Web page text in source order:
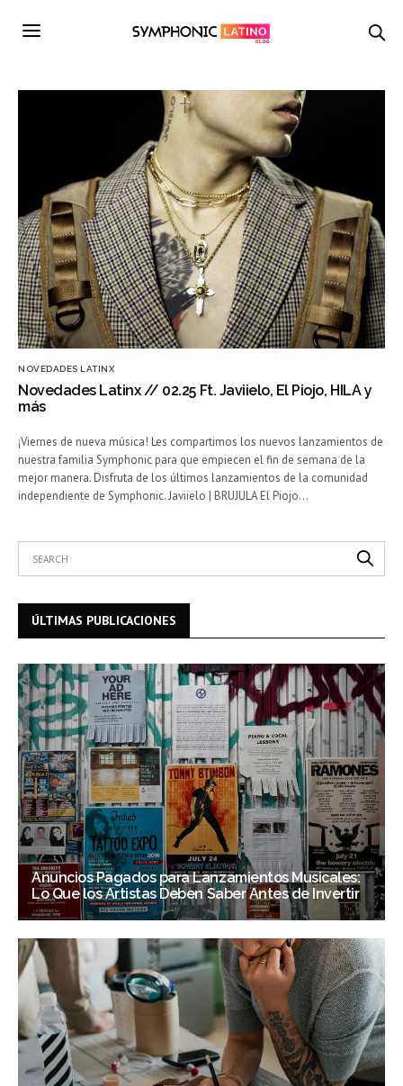
NOVEDADES LATINX
Novedades Latinx // 02.25 Ft. Javiielo, El Piojo, HILA y
más
¡Viernes de nueva música! Les compartimos los nuevos lanzamientos de
nuestra familia Symphonic para que empiecen el fin de semana de la
mejor manera. Disfruta de los últimos lanzamientos de la comunidad
independiente de Symphonic. Javiielo | BRUJULA El Piojo…
ÚLTIMAS PUBLICACIONES
Anuncios Pagados para Lanzamientos Musicales:
Lo Que los Artistas Deben Saber Antes de Invertir